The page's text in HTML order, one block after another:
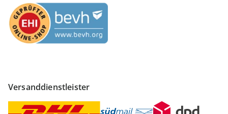
Versanddienstleister